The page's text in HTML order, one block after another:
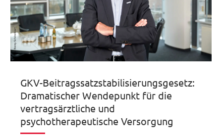
GKV-Beitragssatzstabilisierungsgesetz:
Dramatischer Wendepunkt für die
vertragsärztliche und
psychotherapeutische Versorgung